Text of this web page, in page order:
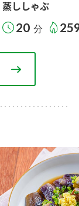
蒸ししゃぶ
20 分